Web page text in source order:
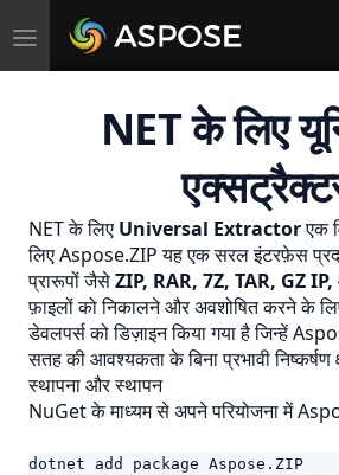
Toggle
navigation
NET के लिए
NET के लिए Universal Extractorएक
लिए Aspose.ZIPयह एक सरल इंटरफ़ेस
प्रारूपों जैसेZIP, RAR, 7Z, TAR, GZ
फ़ाइलों को निकालने और अवशोषित करने के
डेवलपर्स को डिज़ाइन किया गया है जिन्हें
सतह की आवश्यकता के बिना प्रभावी
स्थापना और स्थापन
NuGet के माध्यम से अपने परियोजना में
dotnet add package Aspose.ZIP